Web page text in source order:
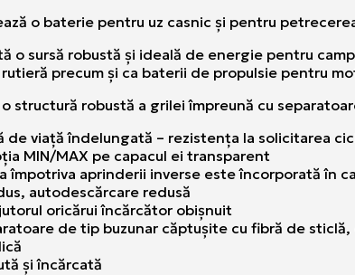
o baterie pentru uz casnic şi pentru
o sursă robustă şi ideală de energie pentru
precum şi ca baterii de propulsie pentru
structură robustă a grilei împreună cu
viaţă îndelungată – rezistenţa la solicitarea
MIN/MAX pe capacul ei transparent
împotriva aprinderii inverse este încorporată în
autodescărcare redusă
oricărui încărcător obişnuit
de tip buzunar căptuşite cu fibră de sticlă,
şi încărcată